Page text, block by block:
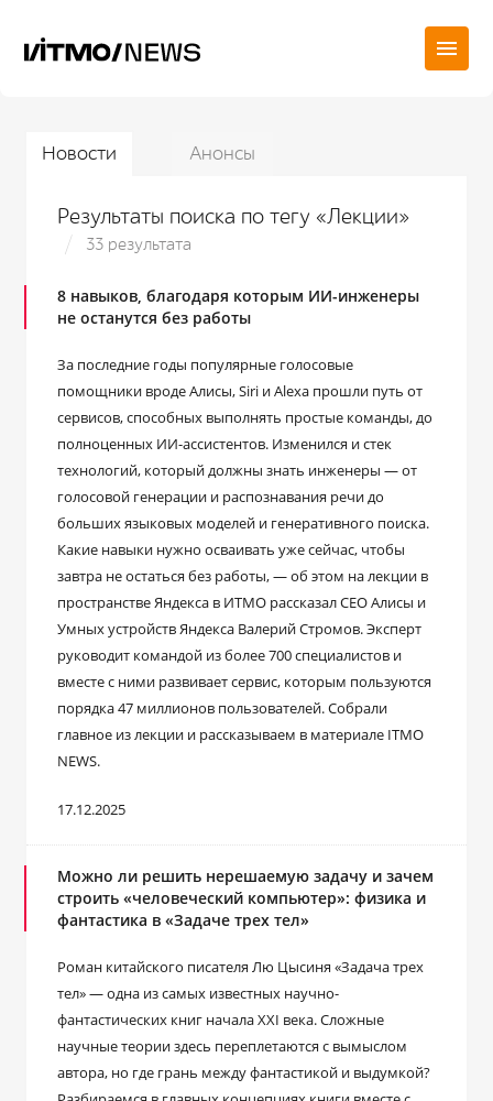
Новости Анонсы
Результаты поиска по тегу «Лекции»
33 результата
8 навыков, благодаря которым ИИ-инженеры
не останутся без работы
За последние годы популярные голосовые
помощники вроде Алисы, Siri и Alexa прошли путь от
сервисов, способных выполнять простые команды, до
полноценных ИИ-ассистентов. Изменился и стек
технологий, который должны знать инженеры — от
голосовой генерации и распознавания речи до
больших языковых моделей и генеративного поиска.
Какие навыки нужно осваивать уже сейчас, чтобы
завтра не остаться без работы, ― об этом на лекции в
пространстве Яндекса в ИТМО рассказал CEO Алисы и
Умных устройств Яндекса Валерий Стромов. Эксперт
руководит командой из более 700 специалистов и
вместе с ними развивает сервис, которым пользуются
порядка 47 миллионов пользователей. Собрали
главное из лекции и рассказываем в материале ITMO
NEWS.
17.12.2025
Можно ли решить нерешаемую задачу и зачем
строить «человеческий компьютер»: физика и
фантастика в «Задаче трех тел»
Роман китайского писателя Лю Цысиня «Задача трех
тел» — одна из самых известных научно-
фантастических книг начала XXI века. Сложные
научные теории здесь переплетаются с вымыслом
автора, но где грань между фантастикой и выдумкой?